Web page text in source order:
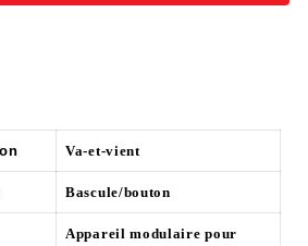
Va-et-vient
Bascule/bouton
Appareil modulaire pour